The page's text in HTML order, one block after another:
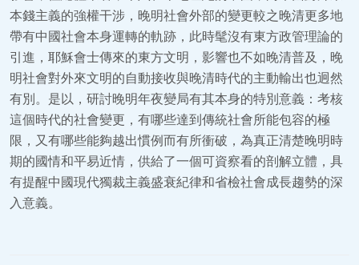
本錢主義的強權干涉，晚明社會外部的變更較之晚清更多地
帶有中國社會本身運轉的軌跡，此時髦沒有東方政管理論的
引進，耶穌會士傳來的東方文明，影響也不如晚清普及，晚
明社會對外來文明的自動接收與晚清時代的主動輸出也迥然
有別。是以，研討晚明年夜變局有其本身的特別意義：考核
這個時代的社會變更，有哪些達到傳統社會所能包容的極
限，又有哪些能夠越出慣例而有所衝破，為真正清楚晚明時
期的國情和平易近情，供給了一個可資察看的剖解立體，具
有提醒中國現代獨裁主義盛衰紀律和省檢社會成長趨勢的深
入意義。